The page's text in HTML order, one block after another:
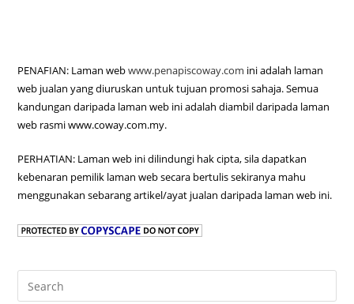
PENAFIAN: Laman webwww.penapiscoway.com ini adalah laman
web jualan yang diuruskan untuk tujuan promosi sahaja. Semua
kandungan daripada laman web ini adalah diambil daripada laman
web rasmi www.coway.com.my.
PERHATIAN: Laman web ini dilindungi hak cipta, sila dapatkan
kebenaran pemilik laman web secara bertulis sekiranya mahu
menggunakan sebarang artikel/ayat jualan daripada laman web ini.